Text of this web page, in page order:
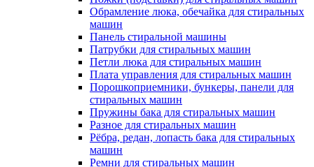
Обрамление люка, обечайка для стиральных
машин
Панель стиральной машины
Патрубки для стиральных машин
Петли люка для стиральных машин
Плата управления для стиральных машин
Порошкоприемники, бункеры, панели для
стиральных машин
Пружины бака для стиральных машин
Разное для стиральных машин
Рёбра, редан, лопасть бака для стиральных
машин
Ремни для стиральных машин